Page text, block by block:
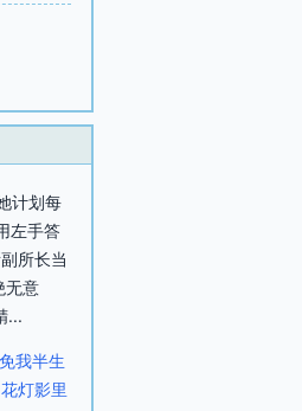
计划每
左手答
所长当
无意
...
免我半生
花灯影里